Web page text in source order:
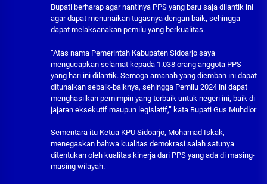
Bupati berharap agar nantinya PPS yang baru saja dilantik ini
agar dapat menunaikan tugasnya dengan baik, sehingga
dapat melaksanakan pemilu yang berkualitas.
“Atas nama Pemerintah Kabupaten Sidoarjo saya
mengucapkan selamat kepada 1.038 orang anggota PPS
yang hari ini dilantik. Semoga amanah yang diemban ini dapat
ditunaikan sebaik-baiknya, sehingga Pemilu 2024 ini dapat
menghasilkan pemimpin yang terbaik untuk negeri ini, baik di
jajaran eksekutif maupun legislatif,” kata Bupati Gus Muhdlor
Sementara itu Ketua KPU Sidoarjo, Mohamad Iskak,
menegaskan bahwa kualitas demokrasi salah satunya
ditentukan oleh kualitas kinerja dari PPS yang ada di masing-
masing wilayah.